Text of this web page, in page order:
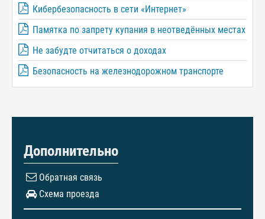
Кибербезопасность в сети «Интернет»
Памятка по запрету купания в неотведённых местах
Не забудте отчитаться о доходах
Безопасность на железнодорожном транспорте
Дополнительно
Обратная связь
Схема проезда